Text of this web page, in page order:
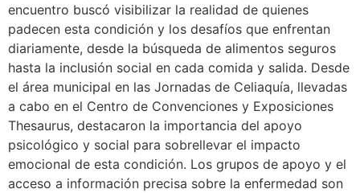
encuentro buscó visibilizar la realidad de quienes
padecen esta condición y los desafíos que enfrentan
diariamente, desde la búsqueda de alimentos seguros
hasta la inclusión social en cada comida y salida. Desde
el área municipal en las Jornadas de Celiaquía, llevadas
a cabo en el Centro de Convenciones y Exposiciones
Thesaurus, destacaron la importancia del apoyo
psicológico y social para sobrellevar el impacto
emocional de esta condición. Los grupos de apoyo y el
acceso a información precisa sobre la enfermedad son